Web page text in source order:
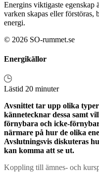
Energins viktigaste egenskap
varken skapas eller förstöras,
energi.
© 2026 SO-rummet.se
Energikällor
Lästid 20 minuter
Avsnittet tar upp olika
kännetecknar dessa samt
förnybara och icke-
närmare på hur de olika
Avslutningsvis diskuteras
kan komma att se ut.
Koppling till ämnes- och